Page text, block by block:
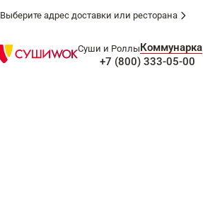
Выберите адрес доставки или ресторана
Суши и РоллыКоммунарка
+7 (800) 333-05-00